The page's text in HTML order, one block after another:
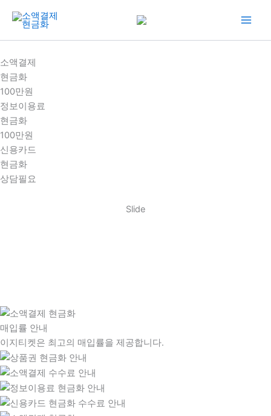
건
너
뛰
기
소액결제
현금화
100만원
정보이용료
현금화
100만원
신용카드
현금화
상담필요
Slide
매입률 안내
이지티켓은 최고의 매입률을 제공합니다.